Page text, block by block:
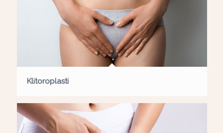
Klitoroplasti